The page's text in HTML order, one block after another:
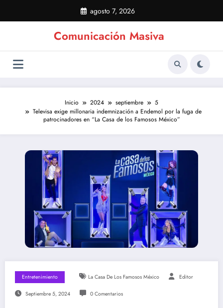
contenido
agosto 7, 2026
Comunicación Masiva
Inicio 2024 septiembre
5
Televisa exige millonaria indemnización a Endemol por la fuga de
patrocinadores en “La Casa de los Famosos México”
Entretenimiento La Casa De Los Famosos México Editor
Septiembre 5, 2024 0 Comentarios